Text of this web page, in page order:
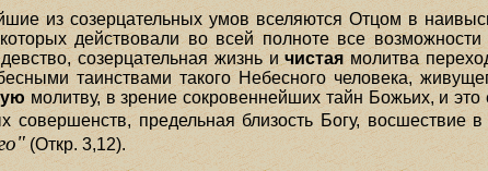
из созерцательных умов вселяются Отцом в
действовали во всей полноте все
созерцательная жизнь ичистая молитва
таинствами такого Небесного человека,
молитву, в зрение сокровеннейших тайн Божьих, и
совершенств, предельная близость Богу, восшествие в
(Откр. 3,12).